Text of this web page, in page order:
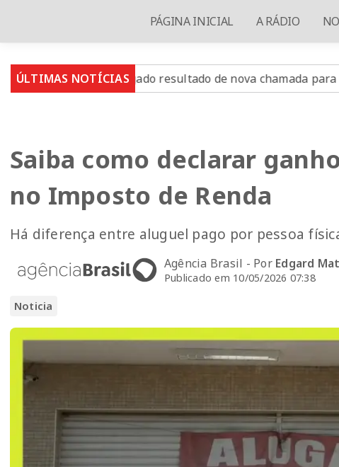
PÁGINA INICIAL A RÁDIO
ÚLTIMAS NOTÍCIAS
divulgado resultado de nova chamada para o 2º semestre
Saiba como declarar
no Imposto de Renda
Há diferença entre aluguel pago por pessoa
Agência Brasil - Por Edgard
Publicado em 10/05/2026 07:38
Noticia